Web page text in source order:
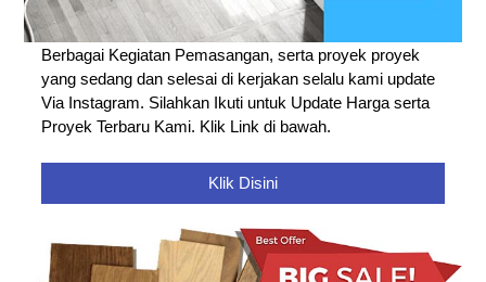
Berbagai Kegiatan Pemasangan, serta proyek proyek
yang sedang dan selesai di kerjakan selalu kami update
Via Instagram. Silahkan Ikuti untuk Update Harga serta
Proyek Terbaru Kami. Klik Link di bawah.
Klik Disini